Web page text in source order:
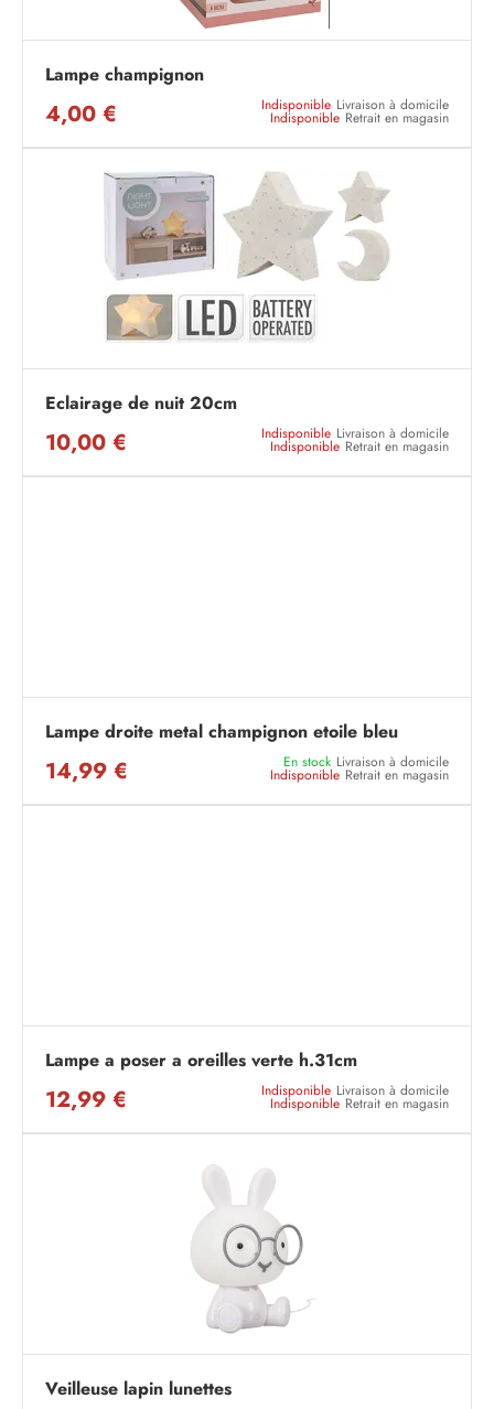
Lampe champignon
4,00 € Indisponible Livraison à domicile
Indisponible Retrait en magasin
Eclairage de nuit 20cm
10,00 € Indisponible Livraison à domicile
Indisponible Retrait en magasin
Lampe droite metal champignon etoile bleu
14,99 € En stock Livraison à domicile
Indisponible Retrait en magasin
Lampe a poser a oreilles verte h.31cm
12,99 € Indisponible Livraison à domicile
Indisponible Retrait en magasin
Veilleuse lapin lunettes